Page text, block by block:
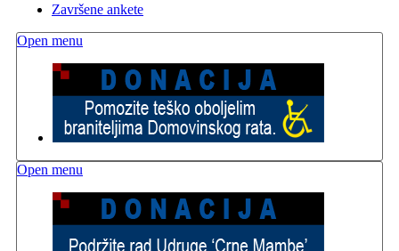
Završene ankete
Open menu
Open menu